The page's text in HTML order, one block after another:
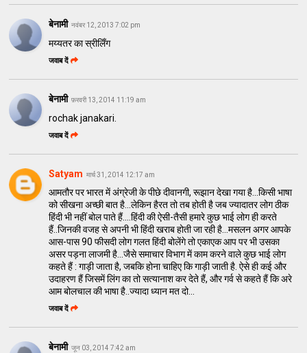
बेनामी नवंबर 12, 2013 7:02 pm
मय्यतर का स्रीलिँग
जवाब दें
बेनामी फ़रवरी 13, 2014 11:19 am
rochak janakari.
जवाब दें
Satyam मार्च 31, 2014 12:17 am
आमतौर पर भारत में अंग्रेजी के पीछे दीवानगी, रूझान देखा गया है...किसी भाषा
को सीखना अच्छी बात है...लेकिन हैरत तो तब होती है जब ज्यादातर लोग ठीक
हिंदी भी नहीं बोल पाते हैं....हिंदी की ऐसी-तैसी हमारे कुछ भाई लोग ही करते
हैं..जिनकी वजह से अपनी भी हिंदी खराब होती जा रही है...मसलन अगर आपके
आस-पास 90 फीसदी लोग गलत हिंदी बोलेंगे तो एकाएक आप पर भी उसका
असर पड़ना लाजमी है...जैसे समाचार विभाग में काम करने वाले कुछ भाई लोग
कहते हैं : गाड़ी जाता है, जबकि होना चाहिए कि गाड़ी जाती है. ऐसे ही कई और
उदाहरण हैं जिसमें लिंग का तो सत्यानाश कर देते हैं, और गर्व से कहते हैं कि अरे
आम बोलचाल की भाषा है..ज्यादा ध्यान मत दो...
जवाब दें
बेनामी जून 03, 2014 7:42 am